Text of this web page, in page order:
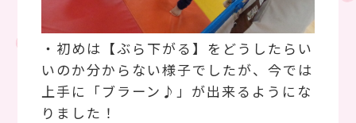
・初めは【ぶら下がる】をどうしたらい
いのか分からない様子でしたが、今では
上手に「ブラーン♪」が出来るようにな
りました！